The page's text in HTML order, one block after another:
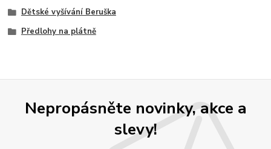
Dětské vyšívání Beruška
Předlohy na plátně
Nepropásněte novinky, akce a
slevy!